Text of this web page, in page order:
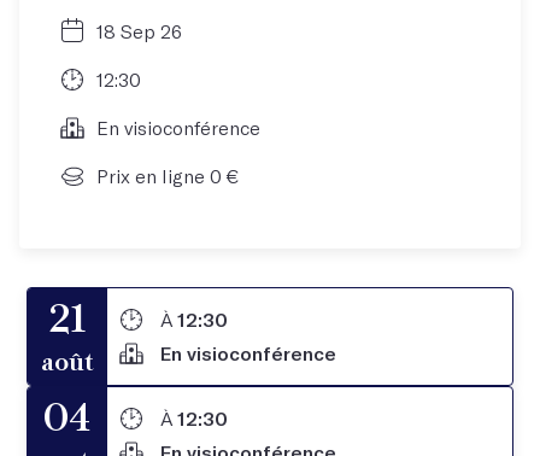
18 Sep 26
12:30
En visioconférence
Prix en ligne 0 €
21
août
À 12:30
En visioconférence
04 À 12:30